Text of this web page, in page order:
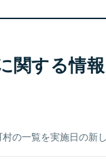
関する情報
の一覧を実施日の新